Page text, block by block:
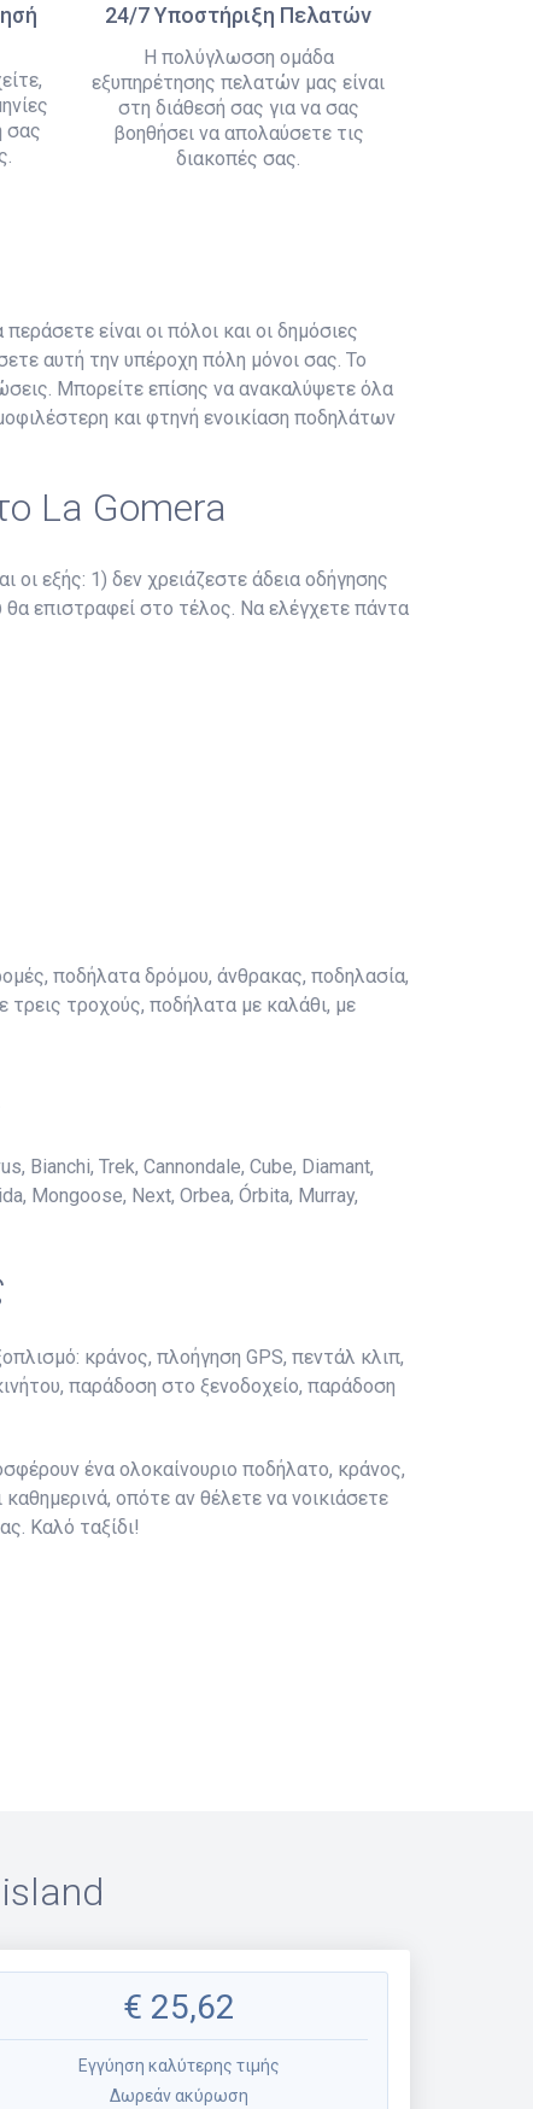
σας
24/7 Υποστήριξη Πελατών
Η πολύγλωσση ομάδα
εξυπηρέτησης πελατών μας είναι
στη διάθεσή σας για να σας
βοηθήσει να απολαύσετε τις
διακοπές σας.
είναι οι πόλοι και οι δημόσιες
αυτή την υπέροχη πόλη μόνοι σας. Το
Μπορείτε επίσης να ανακαλύψετε όλα
και φτηνή ενοικίαση ποδηλάτων
La Gomera
οι εξής: 1) δεν χρειάζεστε άδεια οδήγησης
θα επιστραφεί στο τέλος. Να ελέγχετε πάντα
ποδήλατα δρόμου, άνθρακας, ποδηλασία,
τρεις τροχούς, ποδήλατα με καλάθι, με
Bianchi, Trek, Cannondale, Cube, Diamant,
Mongoose, Next, Orbea, Órbita, Murray,
κράνος, πλοήγηση GPS, πεντάλ κλιπ,
παράδοση στο ξενοδοχείο, παράδοση
ένα ολοκαίνουριο ποδήλατο, κράνος,
οπότε αν θέλετε να νοικιάσετε
Καλό ταξίδι!
€ 25,62
Εγγύηση καλύτερης τιμής
Δωρεάν ακύρωση